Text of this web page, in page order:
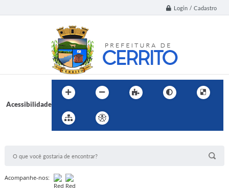
Login / Cadastro
Acessibilidade
Acompanhe-nos: